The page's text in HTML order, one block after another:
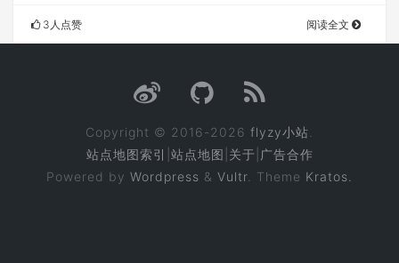
3人点赞 阅读全文
Copyright © 2016-2026 flyzy小站
站点地图索引 站点地图 关于 广告合作
Powered by Wordpress & Vultr . Theme Kratos.